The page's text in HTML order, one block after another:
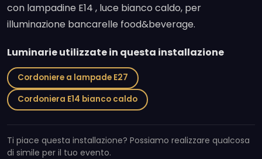
con lampadine E14 , luce bianco caldo, per
illuminazione bancarelle food&beverage.
Luminarie utilizzate in questa installazione
Cordoniere a lampade E27
Cordoniera E14 bianco caldo
Ti piace questa installazione? Possiamo realizzare qualcosa
di simile per il tuo evento.